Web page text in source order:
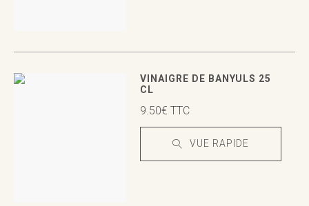
VINAIGRE DE BANYULS 25
CL
9.50€ TTC
VUE RAPIDE